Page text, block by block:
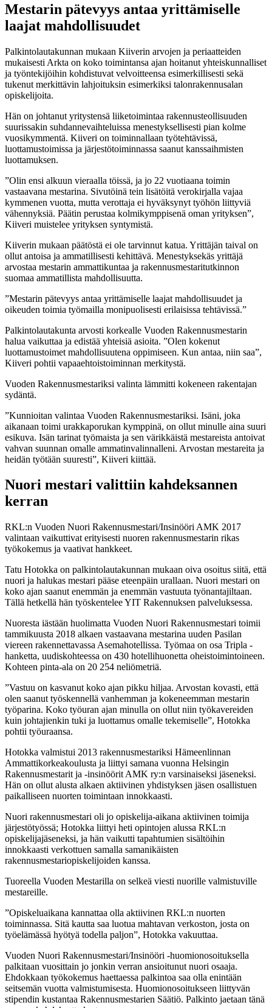
Mestarin pätevyys antaa yrittämiselle
laajat mahdollisuudet
Palkintolautakunnan mukaan Kiiverin arvojen ja periaatteiden
mukaisesti Arkta on koko toimintansa ajan hoitanut yhteiskunnalliset
ja työntekijöihin kohdistuvat velvoitteensa esimerkillisesti sekä
tukenut merkittävin lahjoituksin esimerkiksi talonrakennusalan
opiskelijoita.
Hän on johtanut yritystensä liiketoimintaa rakennusteollisuuden
suurissakin suhdannevaihteluissa menestyksellisesti pian kolme
vuosikymmentä. Kiiveri on toiminnallaan työtehtävissä,
luottamustoimissa ja järjestötoiminnassa saanut kanssaihmisten
luottamuksen.
”Olin ensi alkuun vieraalla töissä, ja jo 22 vuotiaana toimin
vastaavana mestarina. Sivutöinä tein lisätöitä verokirjalla vajaa
kymmenen vuotta, mutta verottaja ei hyväksynyt työhön liittyviä
vähennyksiä. Päätin perustaa kolmikymppisenä oman yrityksen”,
Kiiveri muistelee yrityksen syntymistä.
Kiiverin mukaan päätöstä ei ole tarvinnut katua. Yrittäjän taival on
ollut antoisa ja ammatillisesti kehittävä. Menestyksekäs yrittäjä
arvostaa mestarin ammattikuntaa ja rakennusmestaritutkinnon
suomaa ammatillista mahdollisuutta.
”Mestarin pätevyys antaa yrittämiselle laajat mahdollisuudet ja
oikeuden toimia työmailla monipuolisesti erilaisissa tehtävissä.”
Palkintolautakunta arvosti korkealle Vuoden Rakennusmestarin
halua vaikuttaa ja edistää yhteisiä asioita. ”Olen kokenut
luottamustoimet mahdollisuutena oppimiseen. Kun antaa, niin saa”,
Kiiveri pohtii vapaaehtoistoiminnan merkitystä.
Vuoden Rakennusmestariksi valinta lämmitti kokeneen rakentajan
sydäntä.
”Kunnioitan valintaa Vuoden Rakennusmestariksi. Isäni, joka
aikanaan toimi urakkaporukan kymppinä, on ollut minulle aina suuri
esikuva. Isän tarinat työmaista ja sen värikkäistä mestareista antoivat
vahvan suunnan omalle ammatinvalinnalleni. Arvostan mestareita ja
heidän työtään suuresti”, Kiiveri kiittää.
Nuori mestari valittiin kahdeksannen
kerran
RKL:n Vuoden Nuori Rakennusmestari/Insinööri AMK 2017
valintaan vaikuttivat erityisesti nuoren rakennusmestarin rikas
työkokemus ja vaativat hankkeet.
Tatu Hotokka on palkintolautakunnan mukaan oiva osoitus siitä, että
nuori ja halukas mestari pääse eteenpäin urallaan. Nuori mestari on
koko ajan saanut enemmän ja enemmän vastuuta työnantajiltaan.
Tällä hetkellä hän työskentelee YIT Rakennuksen palveluksessa.
Nuoresta iästään huolimatta Vuoden Nuori Rakennusmestari toimii
tammikuusta 2018 alkaen vastaavana mestarina uuden Pasilan
viereen rakennettavassa Asemahotellissa. Työmaa on osa Tripla -
hanketta, uudiskohteessa on 430 hotellihuonetta oheistoimintoineen.
Kohteen pinta-ala on 20 254 neliömetriä.
”Vastuu on kasvanut koko ajan pikku hiljaa. Arvostan kovasti, että
olen saanut työskennellä vanhemman ja kokeneemman mestarin
työparina. Koko työuran ajan minulla on ollut niin työkavereiden
kuin johtajienkin tuki ja luottamus omalle tekemiselle”, Hotokka
pohtii työuraansa.
Hotokka valmistui 2013 rakennusmestariksi Hämeenlinnan
Ammattikorkeakoulusta ja liittyi samana vuonna Helsingin
Rakennusmestarit ja -insinöörit AMK ry:n varsinaiseksi jäseneksi.
Hän on ollut alusta alkaen aktiivinen yhdistyksen jäsen osallistuen
paikalliseen nuorten toimintaan innokkaasti.
Nuori rakennusmestari oli jo opiskelija-aikana aktiivinen toimija
järjestötyössä; Hotokka liittyi heti opintojen alussa RKL:n
opiskelijajäseneksi, ja hän vaikutti tapahtumien sisältöihin
innokkaasti verkottuen samalla samanikäisten
rakennusmestariopiskelijoiden kanssa.
Tuoreella Vuoden Mestarilla on selkeä viesti nuorille valmistuville
mestareille.
”Opiskeluaikana kannattaa olla aktiivinen RKL:n nuorten
toiminnassa. Sitä kautta saa luotua mahtavan verkoston, josta on
työelämässä hyötyä todella paljon”, Hotokka vakuuttaa.
Vuoden Nuori Rakennusmestari/Insinööri -huomionosoituksella
palkitaan vuosittain jo jonkin verran ansioitunut nuori osaaja.
Ehdokkaan työkokemus haettaessa palkintoa saa olla enintään
seitsemän vuotta valmistumisesta. Huomionosoitukseen liittyvän
stipendin kustantaa Rakennusmestarien Säätiö. Palkinto jaetaan tänä